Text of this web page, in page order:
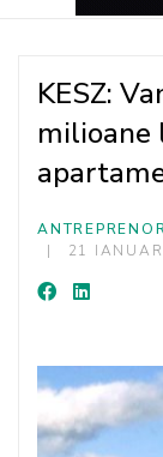
KESZ:
milioane
21